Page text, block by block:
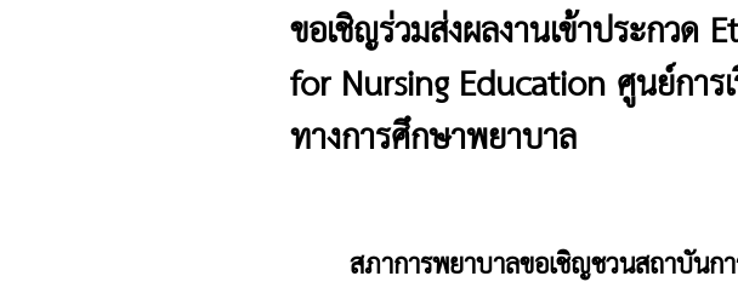
ขอเชิญร่วมส่งผลงานเข้าประกวด
for Nursing Education ศูนย์การ
ทางการศึกษาพยาบาล
สภาการพยาบาลขอเชิญชวนสถาบันก